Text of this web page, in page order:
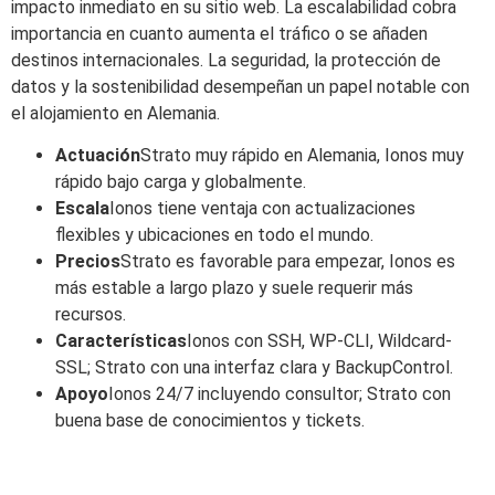
impacto inmediato en su sitio web. La escalabilidad cobra
importancia en cuanto aumenta el tráfico o se añaden
destinos internacionales. La seguridad, la protección de
datos y la sostenibilidad desempeñan un papel notable con
el alojamiento en Alemania.
ActuaciónStrato muy rápido en Alemania, Ionos muy
rápido bajo carga y globalmente.
Escala Ionos tiene ventaja con actualizaciones
flexibles y ubicaciones en todo el mundo.
PreciosStrato es favorable para empezar, Ionos es
más estable a largo plazo y suele requerir más
recursos.
Características Ionos con SSH, WP-CLI, Wildcard-
SSL; Strato con una interfaz clara y BackupControl.
Apoyo Ionos 24/7 incluyendo consultor; Strato con
buena base de conocimientos y tickets.